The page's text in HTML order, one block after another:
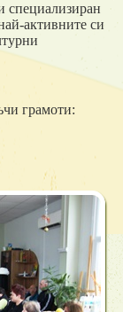
специализиран
активните си
грамоти: